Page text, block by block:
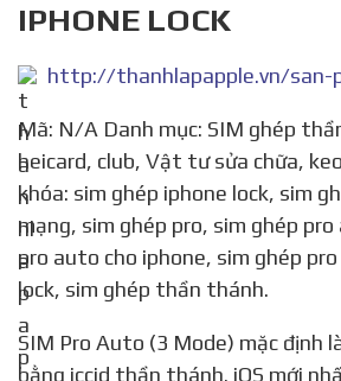
IPHONE LOCK
Mã: N/A Danh mục: SIM ghép thần thánh, slim,
heicard, club, Vật tư sửa chữa,
khóa: sim ghép iphone lock, sim
mạng, sim ghép pro, sim ghép
pro auto cho iphone, sim ghép
lock, sim ghép thần thánh.
SIM Pro Auto (3 Mode) mặc định là MODE 2 active
bằng iccid thần thánh. iOS mới